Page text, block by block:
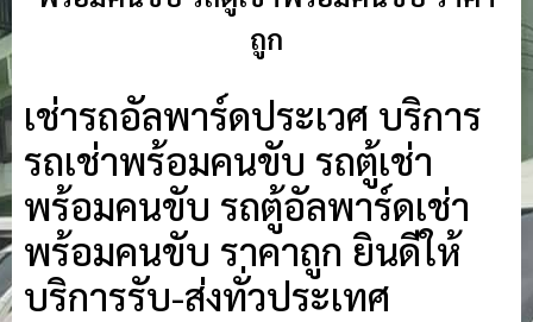
ถูก
เช่ารถอัลพาร์ดประเวศ บริการ
รถเช่าพร้อมคนขับ รถตู้เช่า
พร้อมคนขับ รถตู้อัลพาร์ดเช่า
พร้อมคนขับ ราคาถูก ยินดีให้
บริการรับ-ส่งทั่วประเทศ